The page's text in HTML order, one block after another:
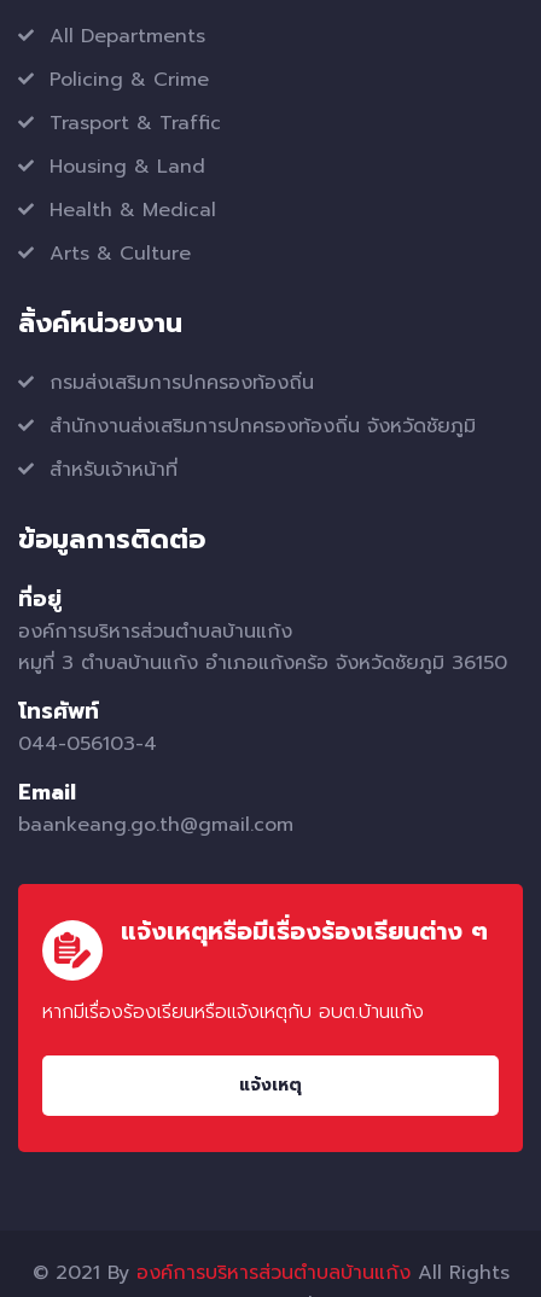
All Departments
Policing & Crime
Trasport & Traffic
Housing & Land
Health & Medical
Arts & Culture
ลิ้งค์หน่วยงาน
กรมส่งเสริมการปกครองท้องถิ่น
สำนักงานส่งเสริมการปกครองท้องถิ่น จังหวัดชัยภูมิ
สำหรับเจ้าหน้าที่
ข้อมูลการติดต่อ
ที่อยู่
องค์การบริหารส่วนตำบลบ้านแก้ง
หมูที่ 3 ตำบลบ้านแก้ง อำเภอแก้งคร้อ จังหวัดชัยภูมิ 36150
โทรศัพท์
044-056103-4
Email
baankeang.go.th@gmail.com
แจ้งเหตุหรือมีเรื่องร้องเรียนต่าง ๆ
หากมีเรื่องร้องเรียนหรือแจ้งเหตุกับ อบต.บ้านแก้ง
แจ้งเหตุ
© 2021 By องค์การบริหารส่วนตำบลบ้านแก้งAll Rights